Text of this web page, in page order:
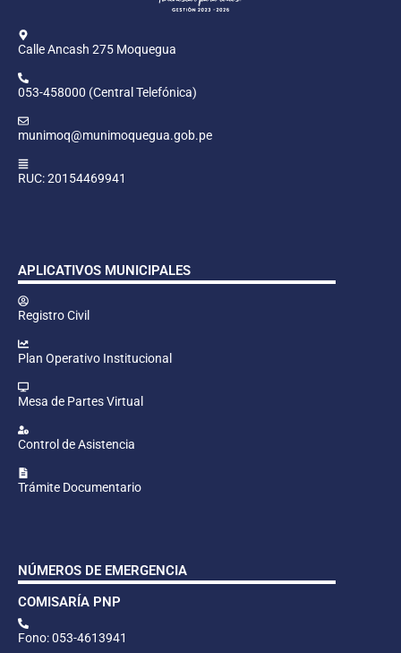
Calle Ancash 275 Moquegua
053-458000 (Central Telefónica)
munimoq@munimoquegua.gob.pe
RUC: 20154469941
APLICATIVOS MUNICIPALES
Registro Civil
Plan Operativo Institucional
Mesa de Partes Virtual
Control de Asistencia
Trámite Documentario
NÚMEROS DE EMERGENCIA
COMISARÍA PNP
Fono: 053-4613941